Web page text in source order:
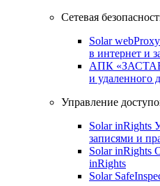
Сетевая
Solar webProxy
в интернет и
АПК
и удаленного
Управление
Solar inRights
записями и
Solar inRights
inRights
Solar